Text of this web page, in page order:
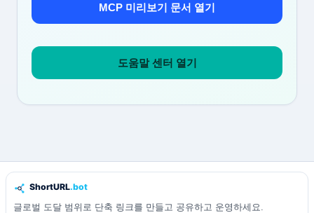
MCP 미리보기 문서 열기
도움말 센터 열기
글로벌 도달 범위로 단축 링크를 만들고 공유하고 운영하세요.